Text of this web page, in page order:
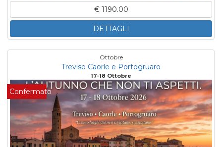
€ 1190.00
DETTAGLI
Ottobre
Treviso Caorle e Portogruaro
17-18 Ottobre
Confermato